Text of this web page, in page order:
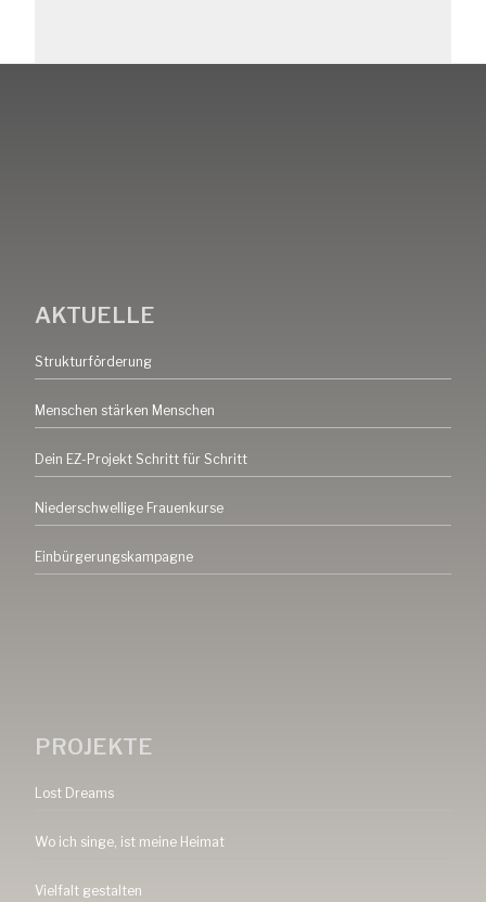
AKTUELLE
Strukturförderung
Menschen stärken Menschen
Dein EZ-Projekt Schritt für Schritt
Niederschwellige Frauenkurse
Einbürgerungskampagne
PROJEKTE
Lost Dreams
Wo ich singe, ist meine Heimat
Vielfalt gestalten